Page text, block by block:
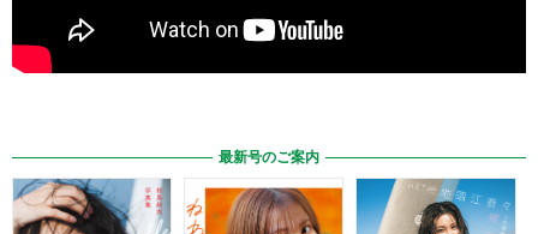
最新号のご案内